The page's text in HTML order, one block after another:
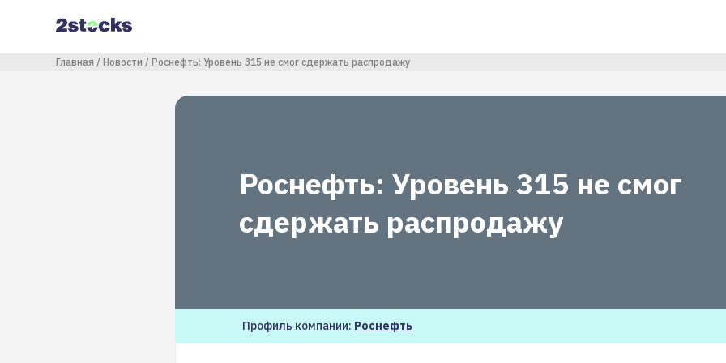
содержанию
Строка навигации
Главная Новости Роснефть: Уровень 315 не смог сдержать распродажу
Роснефть: Уровень 315 не смог
сдержать распродажу
Профиль компании: Роснефть